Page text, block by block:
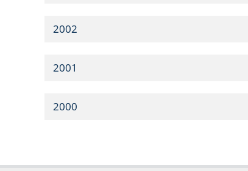
2002
2001
2000